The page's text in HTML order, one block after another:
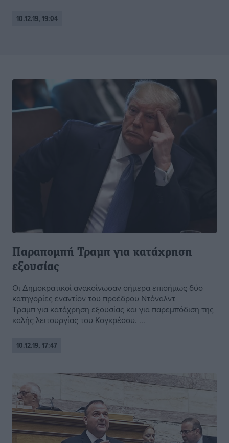
10.12.19, 19:04
Παραπομπή Τραμπ για κατάχρηση
εξουσίας
Οι Δημοκρατικοί ανακοίνωσαν σήμερα επισήμως δύο
κατηγορίες εναντίον του προέδρου Ντόναλντ
Τραμπ για κατάχρηση εξουσίας και για παρεμπόδιση της
καλής λειτουργίας του Κογκρέσου. ...
10.12.19, 17:47